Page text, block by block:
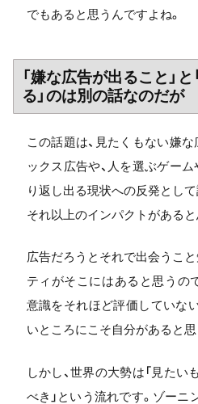
でもあると思うんですよね。
「嫌な広告が出ること」
る」のは別の話なのだが
この話題は、見たくもない嫌
ックス広告や、人を選ぶゲー
り返し出る現状への反発とし
それ以上のインパクトがあると
広告だろうとそれで出会うこ
ティがそこにはあると思うの
意識をそれほど評価していな
いところにこそ自分があると思
しかし、世界の大勢は「見た
べき」という流れです。ゾー